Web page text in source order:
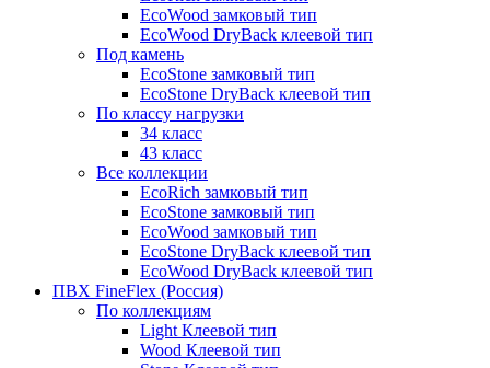
EcoWood замковый тип
EcoWood DryBack клеевой тип
Под камень
EcoStone замковый тип
EcoStone DryBack клеевой тип
По классу нагрузки
34 класс
43 класс
Все коллекции
EcoRich замковый тип
EcoStone замковый тип
EcoWood замковый тип
EcoStone DryBack клеевой тип
EcoWood DryBack клеевой тип
ПВХ FineFlex (Россия)
По коллекциям
Light Клеевой тип
Wood Клеевой тип